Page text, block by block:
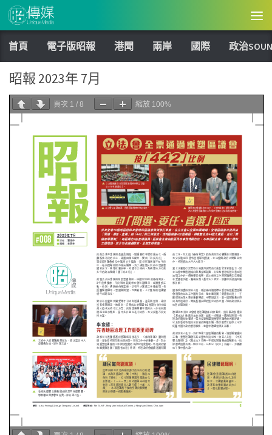
Skip to content
首頁 電子版昭報 港聞 兩岸 國際 政治
昭報 2023年 7月
頁次 1 / 8 縮放 100%